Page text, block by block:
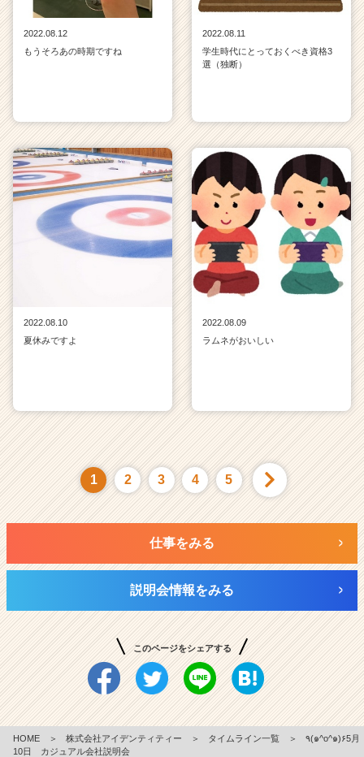
2022.08.12
もうそろあの時期ですね
2022.08.11
学生時代にとっておくべき資格3
選（独断）
2022.08.10
夏休みですよ
2022.08.09
ラムネがおいしい
1 2 3 4 5
仕事をみる
説明会情報をみる
このページをシェアする
HOME ＞ 株式会社アイデンティティー ＞ タイムライン一覧 ＞
٩(๑^o^๑)۶5月
10日 カジュアル会社説明会